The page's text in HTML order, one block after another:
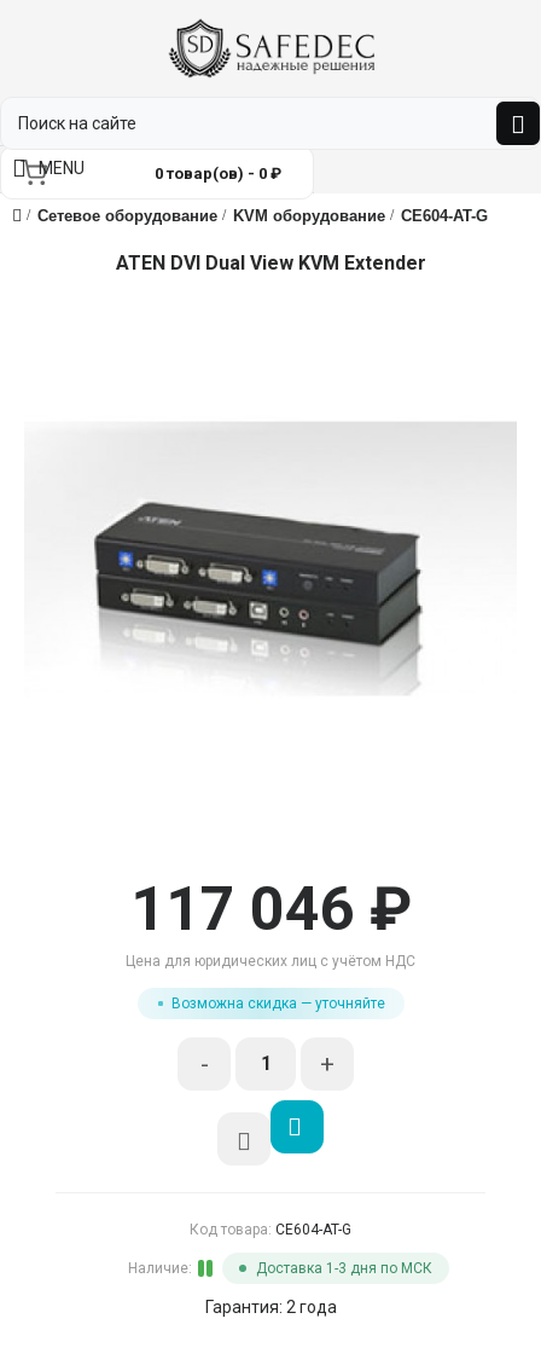
0 товар(ов) - 0 ₽
MENU
Сетевое оборудование KVM оборудование CE604-AT-G
ATEN DVI Dual View KVM Extender
117 046 ₽
Цена для юридических лиц с учётом НДС
Возможна скидка — уточняйте
- +
Код товара: CE604-AT-G
Наличие: Доставка 1-3 дня по МСК
Гарантия: 2 года